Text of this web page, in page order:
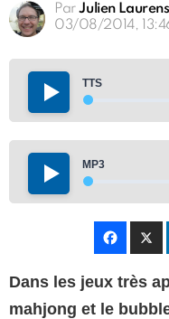
Par Julien Laurens
03/08/2014,
TTS
MP3
Dans les jeux très
mahjong et le